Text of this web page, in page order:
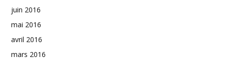
juin 2016
mai 2016
avril 2016
mars 2016